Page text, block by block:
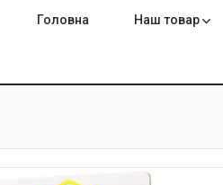
Головна Наш товар